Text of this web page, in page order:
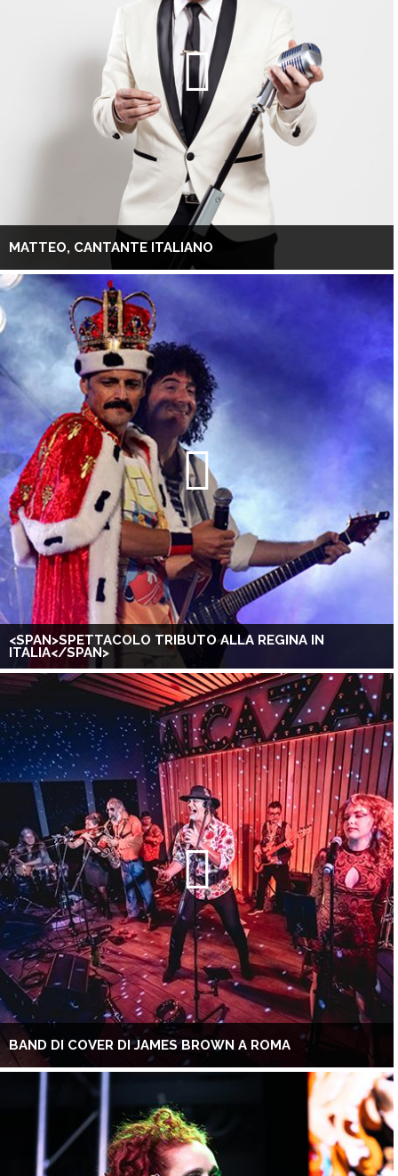
MATTEO, CANTANTE ITALIANO
<SPAN>SPETTACOLO TRIBUTO ALLA REGINA IN
ITALIA</SPAN>
BAND DI COVER DI JAMES BROWN A ROMA